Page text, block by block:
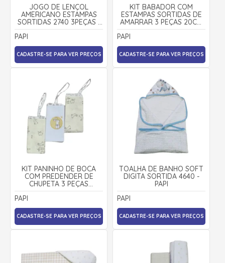
JOGO DE LENÇOL
AMERICANO ESTAMPAS
SORTIDAS 2740 3PEÇAS -
KARINHO
PAPI
CADASTRE-SE PARA VER PREÇOS
KIT BABADOR COM
ESTAMPAS SORTIDAS DE
AMARRAR 3 PEÇAS 20CM
X 19CM 945 - PAPI
PAPI
CADASTRE-SE PARA VER PREÇOS
KIT PANINHO DE BOCA
COM PREDENDER DE
CHUPETA 3 PEÇAS
SORTIDAS COELHOS 3503
PAPI
CADASTRE-SE PARA VER PREÇOS
TOALHA DE BANHO SOFT
DIGITA SORTIDA 4640 -
PAPI
PAPI
CADASTRE-SE PARA VER PREÇOS